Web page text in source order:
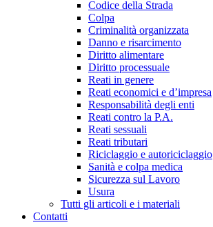
Codice della Strada
Colpa
Criminalità organizzata
Danno e risarcimento
Diritto alimentare
Diritto processuale
Reati in genere
Reati economici e d’impresa
Responsabilità degli enti
Reati contro la P.A.
Reati sessuali
Reati tributari
Riciclaggio e autoriciclaggio
Sanità e colpa medica
Sicurezza sul Lavoro
Usura
Tutti gli articoli e i materiali
Contatti